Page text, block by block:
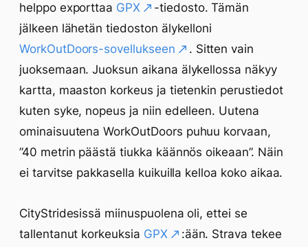
helppo exporttaa GPX
-tiedosto. Tämän
jälkeen lähetän tiedoston älykelloni
WorkOutDoors-sovellukseen
. Sitten vain
juoksemaan. Juoksun aikana älykellossa näkyy
kartta, maaston korkeus ja tietenkin perustiedot
kuten syke, nopeus ja niin edelleen. Uutena
ominaisuutena WorkOutDoors puhuu korvaan,
”40 metrin päästä tiukka käännös oikeaan”. Näin
ei tarvitse pakkasella kuikuilla kelloa koko aikaa.
CityStridesissä miinuspuolena oli, ettei se
tallentanut korkeuksia GPX
:ään. Strava tekee